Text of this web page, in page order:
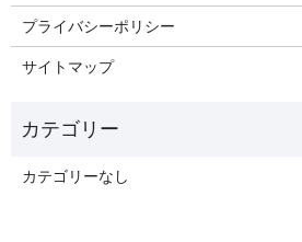
プライバシーポリシー
サイトマップ
カテゴリーなし